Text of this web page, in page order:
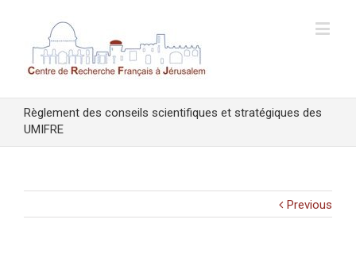
Règlement des conseils scientifiques et stratégiques des
UMIFRE
Previous